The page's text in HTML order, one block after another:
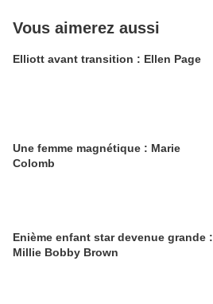
Vous aimerez aussi
Elliott avant transition : Ellen Page
Une femme magnétique : Marie
Colomb
Enième enfant star devenue grande :
Millie Bobby Brown